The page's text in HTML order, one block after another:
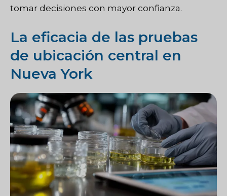
tomar decisiones con mayor confianza.
La eficacia de las pruebas
de ubicación central en
Nueva York